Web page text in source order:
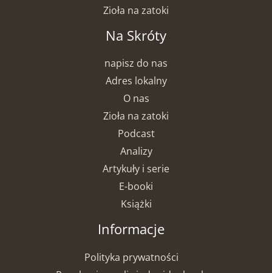
Zioła na zatoki
Na Skróty
napisz do nas
Adres lokalny
O nas
Zioła na zatoki
Podcast
Analizy
Artykuły i serie
E-booki
Książki
Informacje
Polityka prywatności